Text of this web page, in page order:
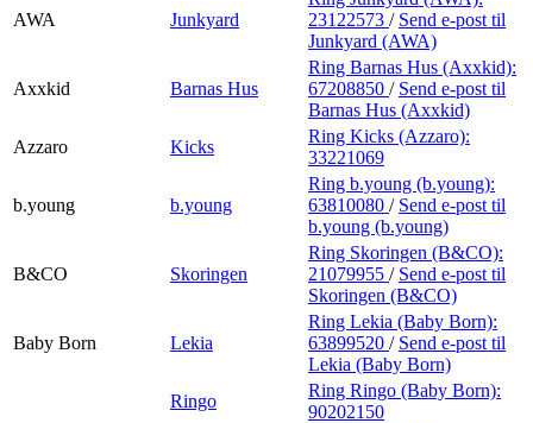
AWA Junkyard
23122573 / Send e-post til
Junkyard (AWA)
Axxkid Barnas Hus
Ring Barnas Hus (Axxkid):
67208850 / Send e-post til
Barnas Hus (Axxkid)
Azzaro
Kicks
Ring Kicks (Azzaro):
33221069
b.young b.young
Ring b.young (b.young):
63810080 / Send e-post til
b.young (b.young)
B&CO Skoringen
Ring Skoringen (B&CO):
21079955 / Send e-post til
Skoringen (B&CO)
Baby Born Lekia
Ring Lekia (Baby Born):
63899520 / Send e-post til
Lekia (Baby Born)
Ringo
Ring Ringo (Baby Born):
90202150